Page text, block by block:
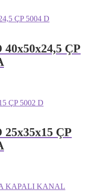
ÇP
ÇP